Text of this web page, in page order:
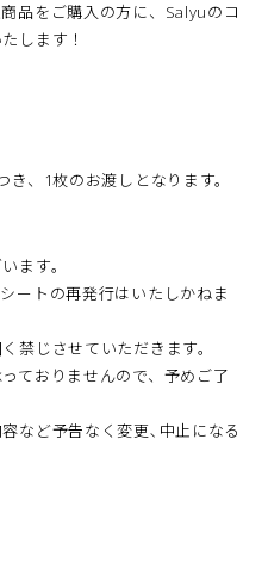
品をご購入の方に、Salyuのコ
します！
、1枚のお渡しとなります。
ます。
ートの再発行はいたしかねま
禁じさせていただきます。
ておりませんので、予めご了
など予告なく変更､中止になる